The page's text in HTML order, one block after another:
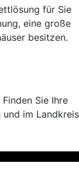
für Sie
eine große
besitzen.
Sie Ihre
und im Landkreis